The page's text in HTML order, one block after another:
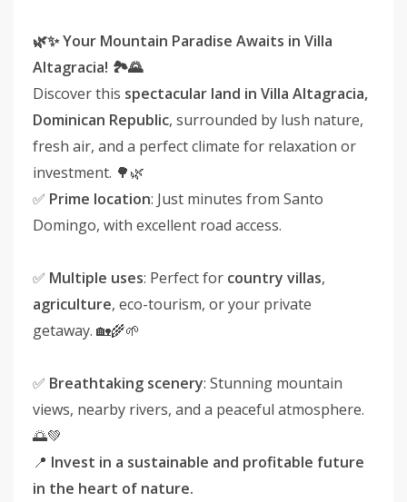
🌿✨ Your Mountain Paradise Awaits in Villa
Altagracia! 🏞️🌄
Discover this spectacular land in Villa Altagracia,
Dominican Republic, surrounded by lush nature,
fresh air, and a perfect climate for relaxation or
investment. 🌳🌿
✅ Prime location: Just minutes from Santo
Domingo, with excellent road access.
✅ Multiple uses: Perfect for country villas,
agriculture, eco-tourism, or your private
getaway. 🏡🌾🌱
✅ Breathtaking scenery: Stunning mountain
views, nearby rivers, and a peaceful atmosphere.
🌅💚
📍 Invest in a sustainable and profitable future
in the heart of nature.